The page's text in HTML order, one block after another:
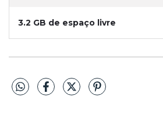
3.2 GB de espaço livre